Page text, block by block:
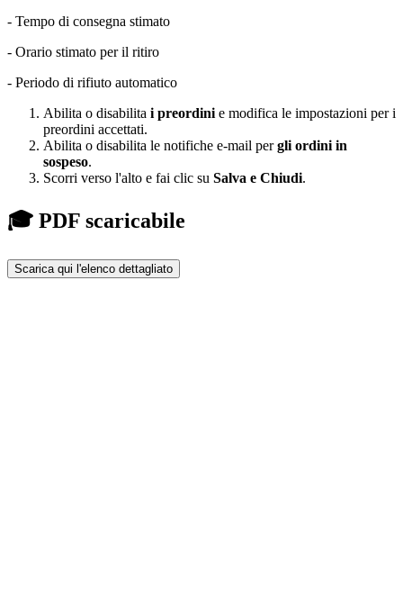
- Tempo di consegna stimato
- Orario stimato per il ritiro
- Periodo di rifiuto automatico
Abilita o disabilita i preordini e modifica le impostazioni per i
preordini accettati.
Abilita o disabilita le notifiche e-mail pergli ordini in
sospeso.
Scorri verso l'alto e fai clic su Salva e Chiudi.
🎓 PDF scaricabile
Scarica qui l'elenco dettagliato